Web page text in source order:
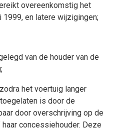
overeenkomstig het
en latere wijzigingen;
van de houder van de
het voertuig langer
is door de
door overschrijving op de
concessiehouder. Deze